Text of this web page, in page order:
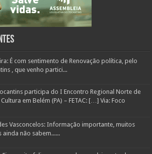
É com sentimento de Renovação política, pelo
, que venho partici...
participa do I Encontro Regional Norte de
em Belém (PA) – FETAC: […] Via: Foco
Vasconcelos: Informação importante, muitos
ainda não sabem......